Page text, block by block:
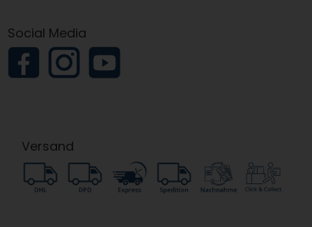
Social Media
Versand